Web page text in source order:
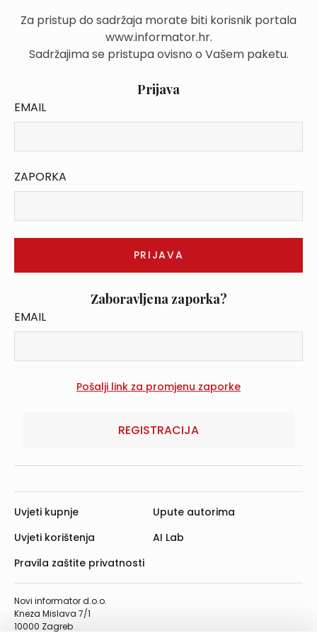
Za pristup do sadržaja morate biti korisnik portala
www.informator.hr.
Sadržajima se pristupa ovisno o Vašem paketu.
Prijava
EMAIL
ZAPORKA
Zaboravljena zaporka?
EMAIL
REGISTRACIJA
Novi informator d.o.o.
Kneza Mislava 7/1
10000 Zagreb
Uvjeti kupnje
Uvjeti korištenja
Pravila zaštite privatnosti
Upute autorima
AI Lab